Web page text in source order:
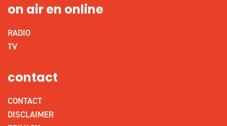
on air en online
RADIO
TV
contact
CONTACT
DISCLAIMER